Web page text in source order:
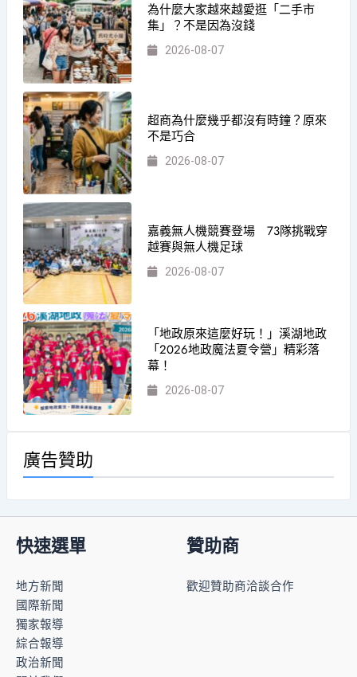
為什麼大家越來越愛逛「二手市
集」？不是因為沒錢
2026-08-07
超商為什麼幾乎都沒有時鐘？原來
不是巧合
2026-08-07
嘉義無人機競賽登場 73隊挑戰穿
越賽與無人機足球
2026-08-07
「地政原來這麼好玩！」溪湖地政
「2026地政魔法夏令營」精彩落
幕！
2026-08-07
廣告贊助
快速選單
地方新聞
國際新聞
獨家報導
綜合報導
政治新聞
贊助商
歡迎贊助商洽談合作